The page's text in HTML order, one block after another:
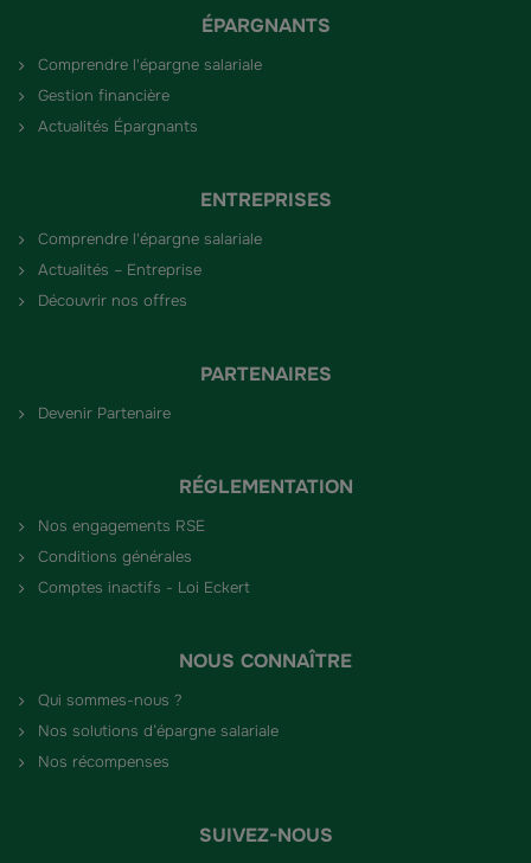
ÉPARGNANTS
Comprendre l'épargne salariale
Gestion financière
Actualités Épargnants
ENTREPRISES
Comprendre l'épargne salariale
Actualités – Entreprise
Découvrir nos offres
PARTENAIRES
Devenir Partenaire
RÉGLEMENTATION
Nos engagements RSE
Conditions générales
Comptes inactifs - Loi Eckert
NOUS CONNAÎTRE
Qui sommes-nous ?
Nos solutions d’épargne salariale
Nos récompenses
SUIVEZ-NOUS